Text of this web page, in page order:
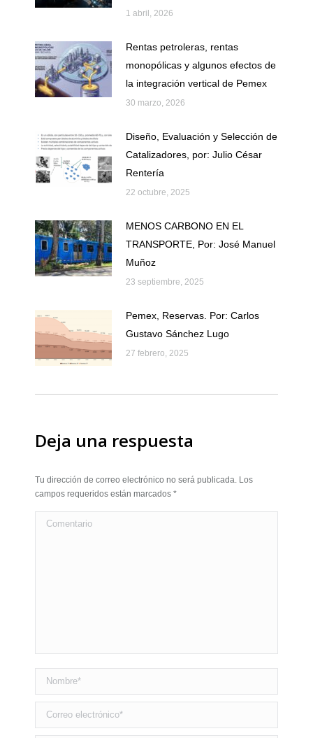
1 abril, 2026
Rentas petroleras, rentas
monopólicas y algunos efectos de
la integración vertical de Pemex
30 marzo, 2026
Diseño, Evaluación y Selección de
Catalizadores, por: Julio César
Rentería
22 octubre, 2025
MENOS CARBONO EN EL
TRANSPORTE, Por: José Manuel
Muñoz
23 septiembre, 2025
Pemex, Reservas. Por: Carlos
Gustavo Sánchez Lugo
27 febrero, 2025
Deja una respuesta
Tu dirección de correo electrónico no será publicada. Los
campos requeridos están marcados *
Comentario
Nombre *
Correo electrónico *